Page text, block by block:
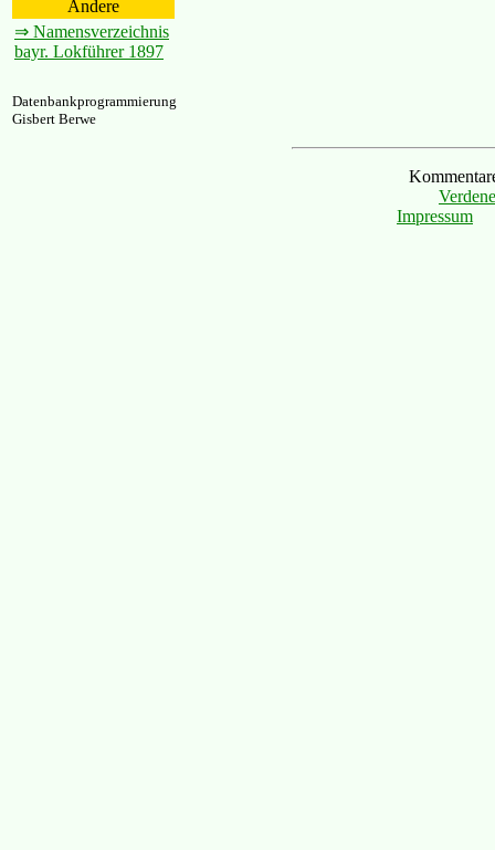
Andere
⇒ Namensverzeichnis
bayr. Lokführer 1897
Datenbankprogrammierung
Gisbert Berwe
Impressum